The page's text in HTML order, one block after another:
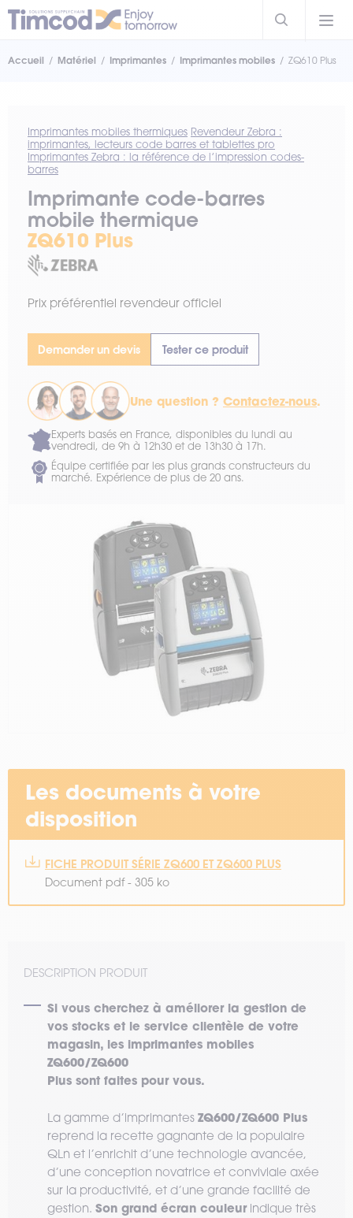
Accueil Matériel Imprimantes Imprimantes mobiles ZQ610 Plus
Imprimantes mobiles thermiques Revendeur Zebra :
imprimantes, lecteurs code barres et tablettes pro
Imprimantes Zebra : la référence de l’impression codes-
barres
Imprimante code-barres
mobile thermique
ZQ610 Plus
Prix préférentiel revendeur officiel
Demander un devis Tester ce produit
Une question ? Contactez-nous.
Experts basés en France, disponibles du lundi au
vendredi, de 9h à 12h30 et de 13h30 à 17h.
Équipe certifiée par les plus grands constructeurs du
marché. Expérience de plus de 20 ans.
Les documents à votre
disposition
FICHE PRODUIT SÉRIE ZQ600 ET ZQ600 PLUS
Document pdf - 305 ko
DESCRIPTION PRODUIT
Si vous cherchez à améliorer la gestion de
vos stocks et le service clientèle de votre
magasin, les imprimantes mobiles
ZQ600/ZQ600
Plus sont faites pour vous.
La gamme d’imprimantes ZQ600/ZQ600 Plus
reprend la recette gagnante de la populaire
QLn et l’enrichit d’une technologie avancée,
d’une conception novatrice et conviviale axée
sur la productivité, et d’une grande facilité de
gestion. Son grand écran couleurindique très